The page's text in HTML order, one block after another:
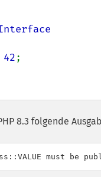
42;
8.3 folgende